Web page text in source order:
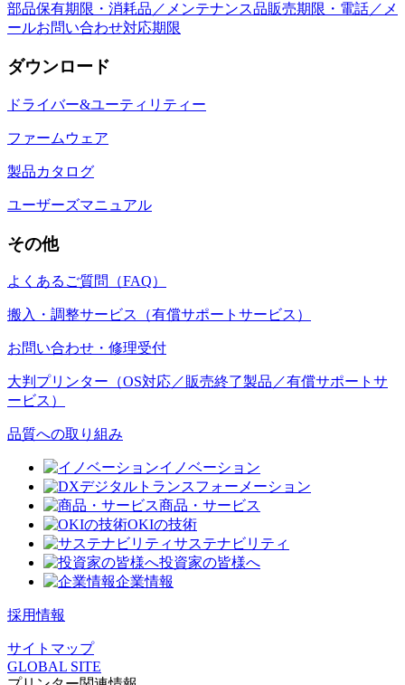
部品保有期限・消耗品／メンテナンス品販売期限・電話／メ
ールお問い合わせ対応期限
ダウンロード
ドライバー&ユーティリティー
ファームウェア
製品カタログ
ユーザーズマニュアル
その他
よくあるご質問（FAQ）
搬入・調整サービス（有償サポートサービス）
お問い合わせ・修理受付
大判プリンター（OS対応／販売終了製品／有償サポートサ
ービス）
品質への取り組み
イノベーション
デジタルトランスフォーメーション
商品・サービス
OKIの技術
サステナビリティ
投資家の皆様へ
企業情報
採用情報
サイトマップ
GLOBAL SITE